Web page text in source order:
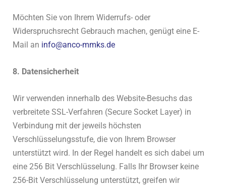
Möchten Sie von Ihrem Widerrufs- oder
Widerspruchsrecht Gebrauch machen, genügt eine E-
Mail an info@anco-mmks.de
8. Datensicherheit
Wir verwenden innerhalb des Website-Besuchs das
verbreitete SSL-Verfahren (Secure Socket Layer) in
Verbindung mit der jeweils höchsten
Verschlüsselungsstufe, die von Ihrem Browser
unterstützt wird. In der Regel handelt es sich dabei um
eine 256 Bit Verschlüsselung. Falls Ihr Browser keine
256-Bit Verschlüsselung unterstützt, greifen wir